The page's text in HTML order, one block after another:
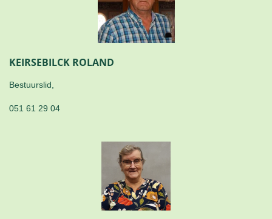
KEIRSEBILCK ROLAND
Bestuurslid,
051 61 29 04